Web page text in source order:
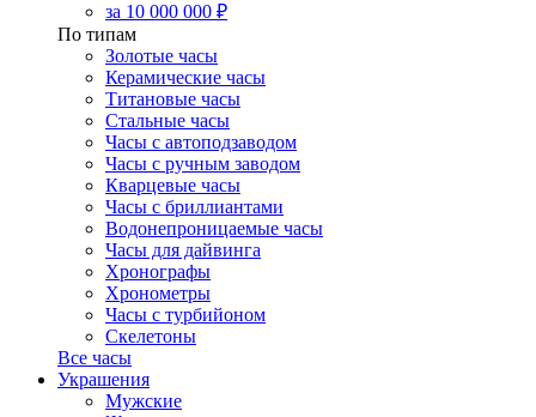
за 10 000 000 ₽
По типам
Золотые часы
Керамические часы
Титановые часы
Стальные часы
Часы с автоподзаводом
Часы с ручным заводом
Кварцевые часы
Часы с бриллиантами
Водонепроницаемые часы
Часы для дайвинга
Хронографы
Хронометры
Часы с турбийоном
Скелетоны
Все часы
Украшения
Мужские